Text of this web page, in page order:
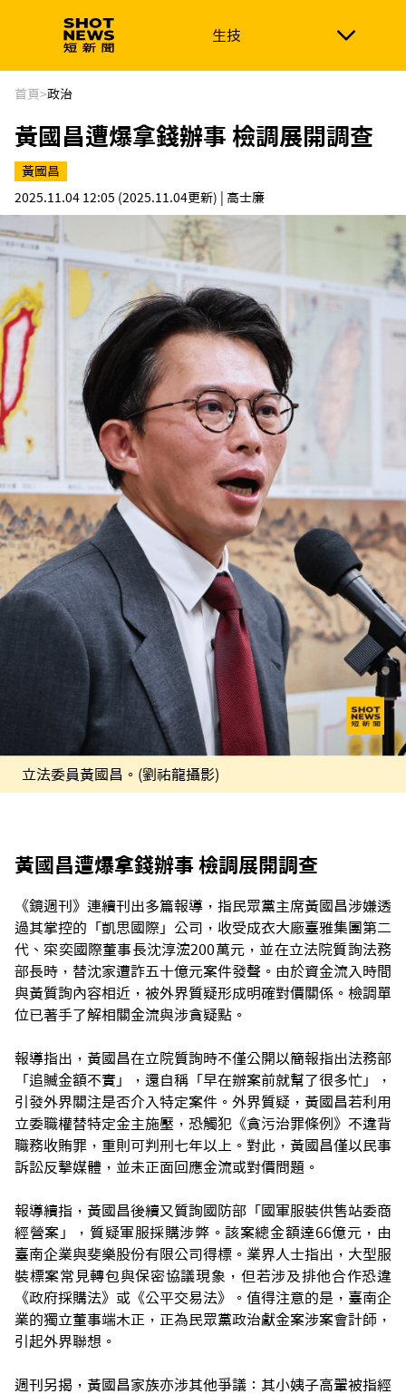
生技
生技 政治
新南向 體育
首頁>政治
黃國昌遭爆拿錢辦事 檢調展開調查
黃國昌
2025.11.04 12:05 (2025.11.04更新) | 高士廉
立法委員黃國昌。(劉祐龍攝影)
黃國昌遭爆拿錢辦事 檢調展開調查
《鏡週刊》連續刊出多篇報導，指民眾黨主席黃國昌涉嫌透
過其掌控的「凱思國際」公司，收受成衣大廠臺雅集團第二
代、寀奕國際董事長沈淳浤200萬元，並在立法院質詢法務
部長時，替沈家遭詐五十億元案件發聲。由於資金流入時間
與黃質詢內容相近，被外界質疑形成明確對價關係。檢調單
位已著手了解相關金流與涉貪疑點。
報導指出，黃國昌在立院質詢時不僅公開以簡報指出法務部
「追贓金額不實」，還自稱「早在辦案前就幫了很多忙」，
引發外界關注是否介入特定案件。外界質疑，黃國昌若利用
立委職權替特定金主施壓，恐觸犯《貪污治罪條例》不違背
職務收賄罪，重則可判刑七年以上。對此，黃國昌僅以民事
訴訟反擊媒體，並未正面回應金流或對價問題。
報導續指，黃國昌後續又質詢國防部「國軍服裝供售站委商
經營案」，質疑軍服採購涉弊。該案總金額達66億元，由
臺南企業與斐樂股份有限公司得標。業界人士指出，大型服
裝標案常見轉包與保密協議現象，但若涉及排他合作恐違
《政府採購法》或《公平交易法》。值得注意的是，臺南企
業的獨立董事端木正，正為民眾黨政治獻金案涉案會計師，
引起外界聯想。
週刊另揭，黃國昌家族亦涉其他爭議：其小姨子高翬被指經